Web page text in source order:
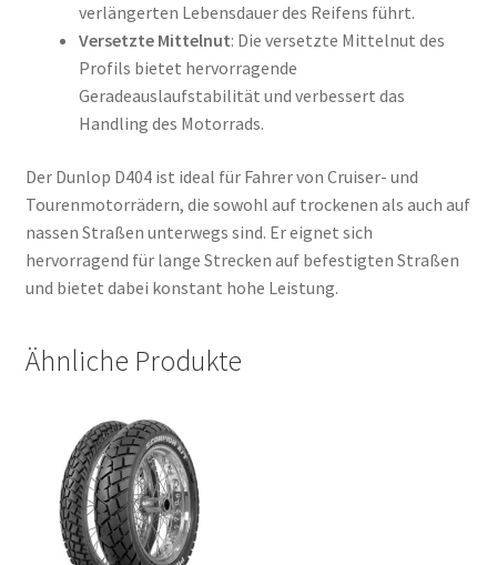
verlängerten Lebensdauer des Reifens führt.
Versetzte Mittelnut: Die versetzte Mittelnut des
Profils bietet hervorragende
Geradeauslaufstabilität und verbessert das
Handling des Motorrads.
Der Dunlop D404 ist ideal für Fahrer von Cruiser- und
Tourenmotorrädern, die sowohl auf trockenen als auch auf
nassen Straßen unterwegs sind. Er eignet sich
hervorragend für lange Strecken auf befestigten Straßen
und bietet dabei konstant hohe Leistung.
Ähnliche Produkte